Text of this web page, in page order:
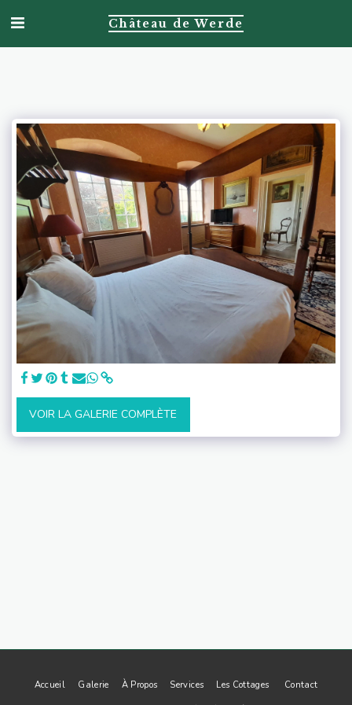
Château de Werde
VOIR LA GALERIE COMPLÈTE
Accueil Galerie À Propos Services Les Cottages Contact